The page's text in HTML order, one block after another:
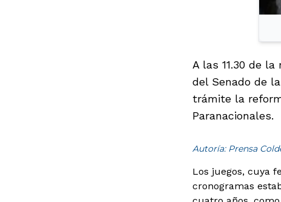
A las 11.30 de
del Senado de
trámite la
Paranacionales.
Autoría: Prensa
Los juegos, cuya
cronogramas